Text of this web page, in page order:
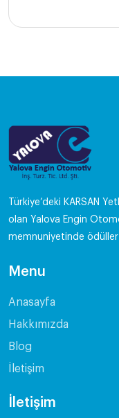
Türkiye’deki KARSAN
olan Yalova Engin
memnuniyetinde ödüller
Menu
Anasayfa
Hakkımızda
Blog
İletişim
İletişim